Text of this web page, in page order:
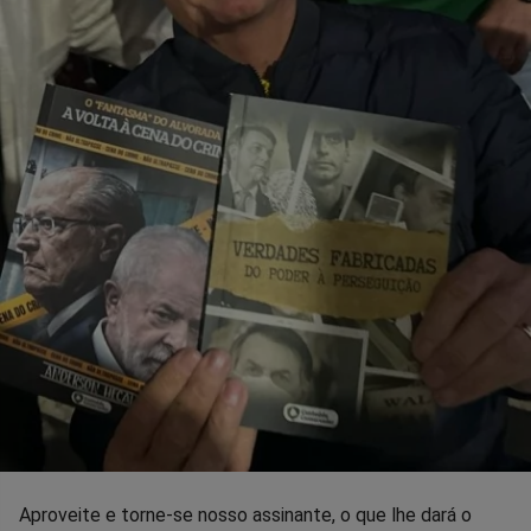
Aproveite e torne-se nosso assinante, o que lhe dará o